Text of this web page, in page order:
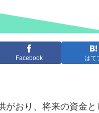
Facebook はて
がおり、将来の資金